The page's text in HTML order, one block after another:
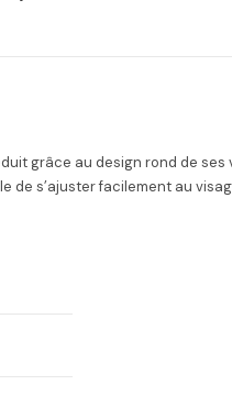
grâce au design rond de
s’ajuster facilement au